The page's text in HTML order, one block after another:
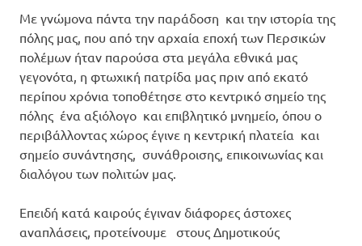
Με γνώμονα πάντα την παράδοση και την ιστορία της
πόλης μας, που από την αρχαία εποχή των Περσικών
πολέμων ήταν παρούσα στα μεγάλα εθνικά μας
γεγονότα, η φτωχική πατρίδα μας πριν από εκατό
περίπου χρόνια τοποθέτησε στο κεντρικό σημείο της
πόλης ένα αξιόλογο και επιβλητικό μνημείο, όπου ο
περιβάλλοντας χώρος έγινε η κεντρική πλατεία και
σημείο συνάντησης, συνάθροισης, επικοινωνίας και
διαλόγου των πολιτών μας.
Επειδή κατά καιρούς έγιναν διάφορες άστοχες
αναπλάσεις, προτείνουμε στους Δημοτικούς